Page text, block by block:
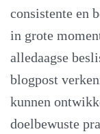
consistente en
in grote
alledaagse
blogpost
kunnen
doelbewuste